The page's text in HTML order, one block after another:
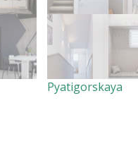
Pyatigorskaya